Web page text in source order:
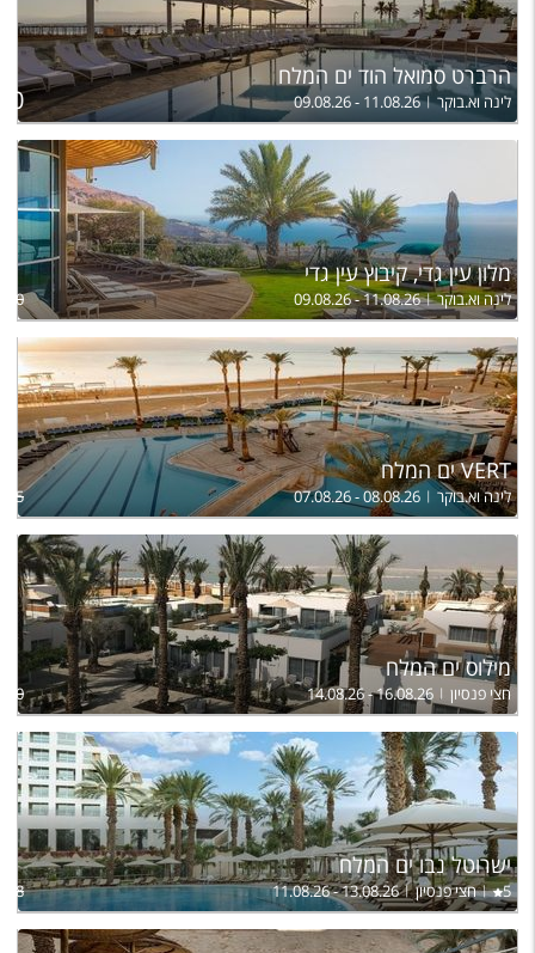
הרברט סמואל הוד ים המלח
לינה וא.בוקר 09.08.26 - 11.08.26
מלון עין גדי, קיבוץ עין גדי
לינה וא.בוקר 09.08.26 - 11.08.26
VERT ים המלח
לינה וא.בוקר 07.08.26 - 08.08.26
מילוס ים המלח
חצי פנסיון 14.08.26 - 16.08.26
ישרוטל נבו ים המלח
5 חצי פנסיון 11.08.26 - 13.08.26